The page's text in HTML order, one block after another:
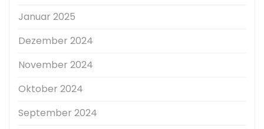
Januar 2025
Dezember 2024
November 2024
Oktober 2024
September 2024